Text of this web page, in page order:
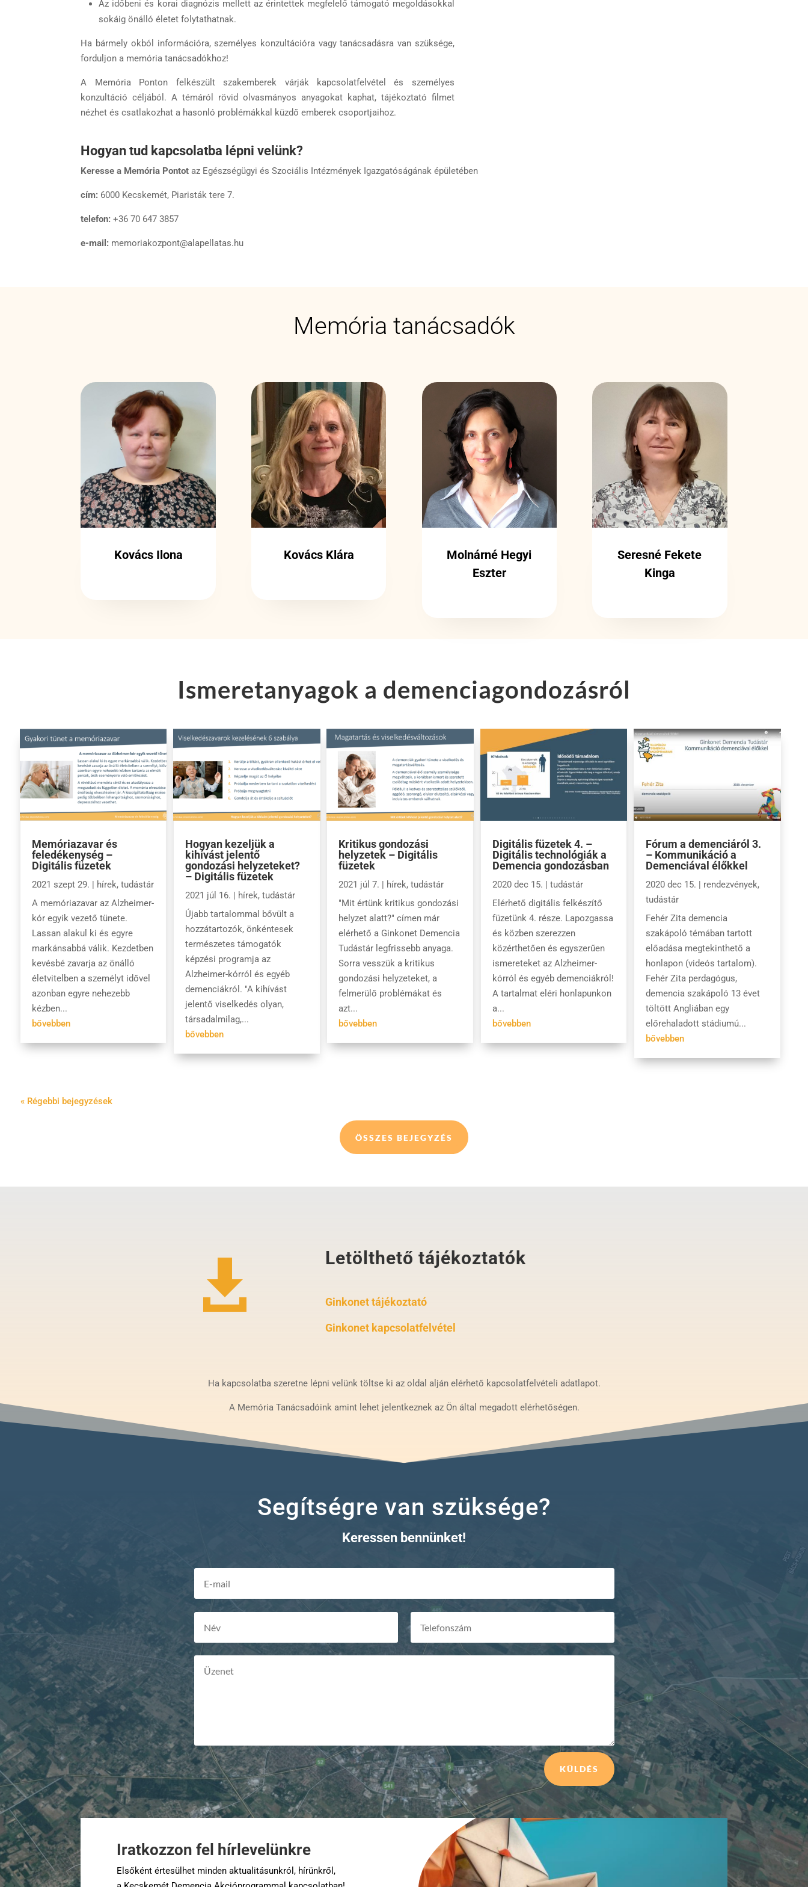
Az időbeni és korai diagnózis mellett az érintettek megfelelő támogató megoldásokkal
sokáig önálló életet folytathatnak.
Ha bármely okból információra, személyes konzultációra vagy tanácsadásra van szüksége,
forduljon a memória tanácsadókhoz!
A Memória Ponton felkészült szakemberek várják kapcsolatfelvétel és személyes
konzultáció céljából. A témáról rövid olvasmányos anyagokat kaphat, tájékoztató filmet
nézhet és csatlakozhat a hasonló problémákkal küzdő emberek csoportjaihoz.
Hogyan tud kapcsolatba lépni velünk?
Keresse a Memória Pontot az Egészségügyi és Szociális Intézmények Igazgatóságának épületében
cím: 6000 Kecskemét, Piaristák tere 7.
telefon: +36 70 647 3857
e-mail: memoriakozpont@alapellatas.hu
Memória tanácsadók
Kovács Ilona Kovács Klára
Molnárné Hegyi
Eszter
Seresné Fekete
Kinga
Ismeretanyagok a demenciagondozásról
Memóriazavar és
feledékenység –
Digitális füzetek
2021 szept 29. | hírek, tudástár
A memóriazavar az Alzheimer-
kór egyik vezető tünete.
Lassan alakul ki és egyre
markánsabbá válik. Kezdetben
kevésbé zavarja az önálló
életvitelben a személyt idővel
azonban egyre nehezebb
kézben...
bővebben
Hogyan kezeljük a
kihívást jelentő
gondozási helyzeteket?
– Digitális füzetek
2021 júl 16. | hírek, tudástár
Újabb tartalommal bővült a
hozzátartozók, önkéntesek
természetes támogatók
képzési programja az
Alzheimer-kórról és egyéb
demenciákról. "A kihívást
jelentő viselkedés olyan,
társadalmilag,...
bővebben
Kritikus gondozási
helyzetek – Digitális
füzetek
2021 júl 7. | hírek,tudástár
"Mit értünk kritikus gondozási
helyzet alatt?" címen már
elérhető a Ginkonet Demencia
Tudástár legfrissebb anyaga.
Sorra vesszük a kritikus
gondozási helyzeteket, a
felmerülő problémákat és
azt...
bővebben
Digitális füzetek 4. –
Digitális technológiák a
Demencia gondozásban
2020 dec 15. | tudástár
Elérhető digitális felkészítő
füzetünk 4. része. Lapozgassa
és közben szerezzen
közérthetően és egyszerűen
ismereteket az Alzheimer-
kórról és egyéb demenciákról!
A tartalmat eléri honlapunkon
a...
bővebben
Fórum a demenciáról 3.
– Kommunikáció a
Demenciával élőkkel
2020 dec 15. | rendezvények,
tudástár
Fehér Zita demencia
szakápoló témában tartott
előadása megtekinthető a
honlapon (videós tartalom).
Fehér Zita perdagógus,
demencia szakápoló 13 évet
töltött Angliában egy
előrehaladott stádiumú...
bővebben
« Régebbi bejegyzések
ÖSSZES BEJEGYZÉS
 Letölthető tájékoztatók
Ginkonet tájékoztató
Ginkonet kapcsolatfelvétel
Ha kapcsolatba szeretne lépni velünk töltse ki az oldal alján elérhető kapcsolatfelvételi adatlapot.
A Memória Tanácsadóink amint lehet jelentkeznek az Ön által megadott elérhetőségen.
Segítségre van szüksége?
Keressen bennünket!
KÜLDÉS
Iratkozzon fel hírlevelünkre
Elsőként értesülhet minden aktualitásunkról, hírünkről,